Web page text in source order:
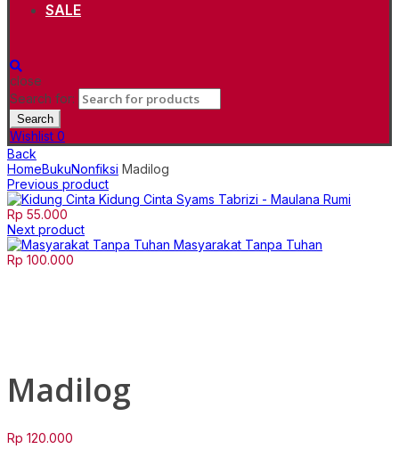
SALE
close
Search for:
Search
Wishlist 0
Back
HomeBukuNonfiksi Madilog
Previous product
Kidung Cinta Syams Tabrizi - Maulana Rumi
Rp 55.000
Next product
Masyarakat Tanpa Tuhan
Rp 100.000
Madilog
Rp 120.000